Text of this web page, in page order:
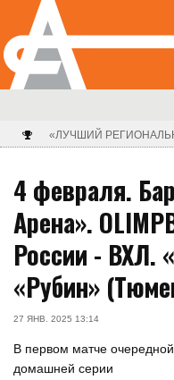
«ЛУЧШИЙ
4 февраля.
Арена».
России - ВХЛ.
«Рубин»
27 ЯНВ. 2025 13:14
В первом матче очередной
домашней серии